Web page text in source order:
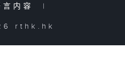
言内容
|
rthk.hk